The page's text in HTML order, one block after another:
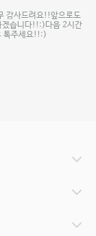
감사드려요!!앞으로도
겠습니다!!:)다음 2시간
톡주세요!!:)